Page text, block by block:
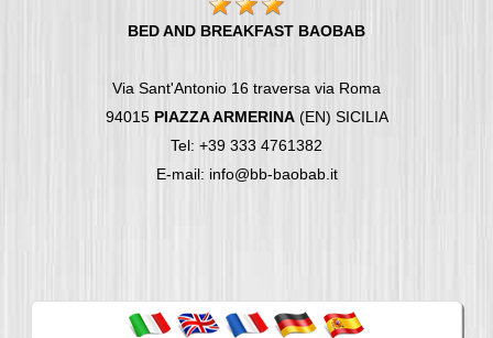
BED AND BREAKFAST BAOBAB
Via Sant'Antonio 16 traversa via Roma
94015 PIAZZA ARMERINA(EN) SICILIA
Tel: +39 333 4761382
E-mail: info@bb-baobab.it